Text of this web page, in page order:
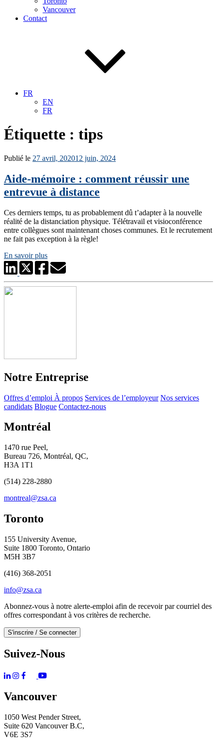
Vancouver
Contact
FR
EN
FR
Étiquette : tips
Publié le 27 avril, 202012 juin, 2024
Aide-mémoire : comment réussir une
entrevue à distance
Ces derniers temps, tu as probablement dû t’adapter à la nouvelle
réalité de la distanciation physique. Télétravail et visioconférence
entre collègues sont maintenant choses communes. Et le recrutement
ne fait pas exception à la règle!
En savoir plus
Notre Entreprise
Offres d’emploi À propos Services de l’employeur Nos services
candidats Blogue Contactez-nous
Montréal
1470 rue Peel,
Bureau 726, Montréal, QC,
H3A 1T1
(514) 228-2880
montreal@zsa.ca
Toronto
155 University Avenue,
Suite 1800 Toronto, Ontario
M5H 3B7
(416) 368-2051
info@zsa.ca
Abonnez-vous à notre alerte-emploi afin de recevoir par courriel des
offres correspondant à vos critères de recherche.
S'inscrire / Se connecter
Suivez-Nous
Vancouver
1050 West Pender Street,
Suite 620 Vancouver B.C,
V6E 3S7